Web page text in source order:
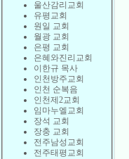
울산감리교회
유평교회
원일 교회
월광 교회
은평 교회
은혜와진리교회
이한규 목사
인천방주교회
인천 순복음
인천제2교회
임마누엘교회
장석 교회
장충 교회
전주남성교회
전주태평교회